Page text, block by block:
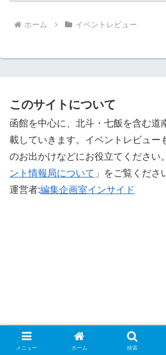
ホーム イベントレビュー
このサイトについて
函館を中心に、北斗・七飯を含む道
載していきます。イベントレビュー
のお出かけなどにお役立てください
ント情報局について 」をご覧くださ
運営者:編集企画室インサイド
メニュー ホーム 検索